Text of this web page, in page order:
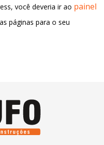
você deveria ir ao painel
páginas para o seu